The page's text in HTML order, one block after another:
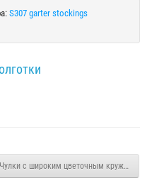
S307 garter stockings
Чулки с широким цветочным кружевом